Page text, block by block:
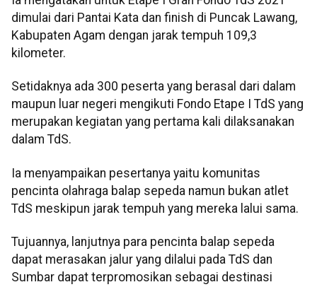
dimulai dari Pantai Kata dan finish di Puncak Lawang,
Kabupaten Agam dengan jarak tempuh 109,3
kilometer.
Setidaknya ada 300 peserta yang berasal dari dalam
maupun luar negeri mengikuti Fondo Etape I TdS yang
merupakan kegiatan yang pertama kali dilaksanakan
dalam TdS.
Ia menyampaikan pesertanya yaitu komunitas
pencinta olahraga balap sepeda namun bukan atlet
TdS meskipun jarak tempuh yang mereka lalui sama.
Tujuannya, lanjutnya para pencinta balap sepeda
dapat merasakan jalur yang dilalui pada TdS dan
Sumbar dapat terpromosikan sebagai destinasi